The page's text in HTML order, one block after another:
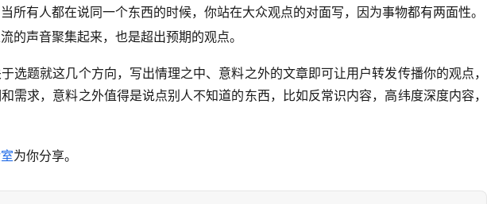
所有人都在说同一个东西的时候，你站在大众观点的对面写，因为事物都有两面性。
的声音聚集起来，也是超出预期的观点。
选题就这几个方向，写出情理之中、意料之外的文章即可让用户转发传播你的观点，
需求，意料之外值得是说点别人不知道的东西，比如反常识内容，高纬度深度内容，
为你分享。